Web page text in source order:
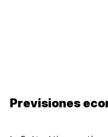
Previsiones